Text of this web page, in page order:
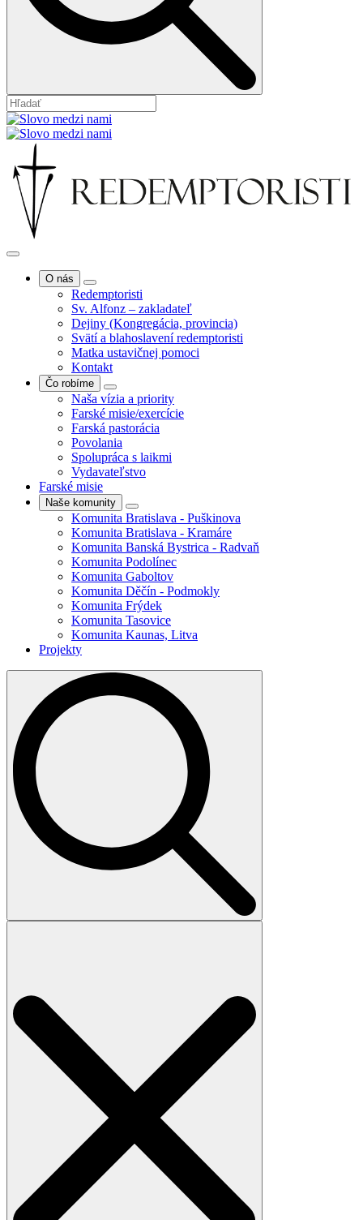
O nás
Redemptoristi
Sv. Alfonz – zakladateľ
Dejiny (Kongregácia, provincia)
Svätí a blahoslavení redemptoristi
Matka ustavičnej pomoci
Kontakt
Čo robíme
Naša vízia a priority
Farské misie/exercície
Farská pastorácia
Povolania
Spolupráca s laikmi
Vydavateľstvo
Farské misie
Naše komunity
Komunita Bratislava - Puškinova
Komunita Bratislava - Kramáre
Komunita Banská Bystrica - Radvaň
Komunita Podolínec
Komunita Gaboltov
Komunita Děčín - Podmokly
Komunita Frýdek
Komunita Tasovice
Komunita Kaunas, Litva
Projekty
Search